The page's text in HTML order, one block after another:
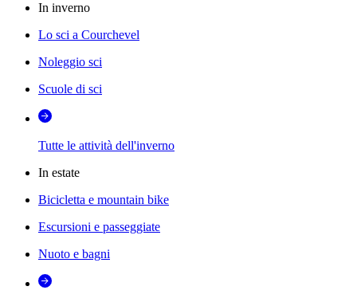
In inverno
Lo sci a Courchevel
Noleggio sci
Scuole di sci
Tutte le attività dell'inverno
In estate
Bicicletta e mountain bike
Escursioni e passeggiate
Nuoto e bagni